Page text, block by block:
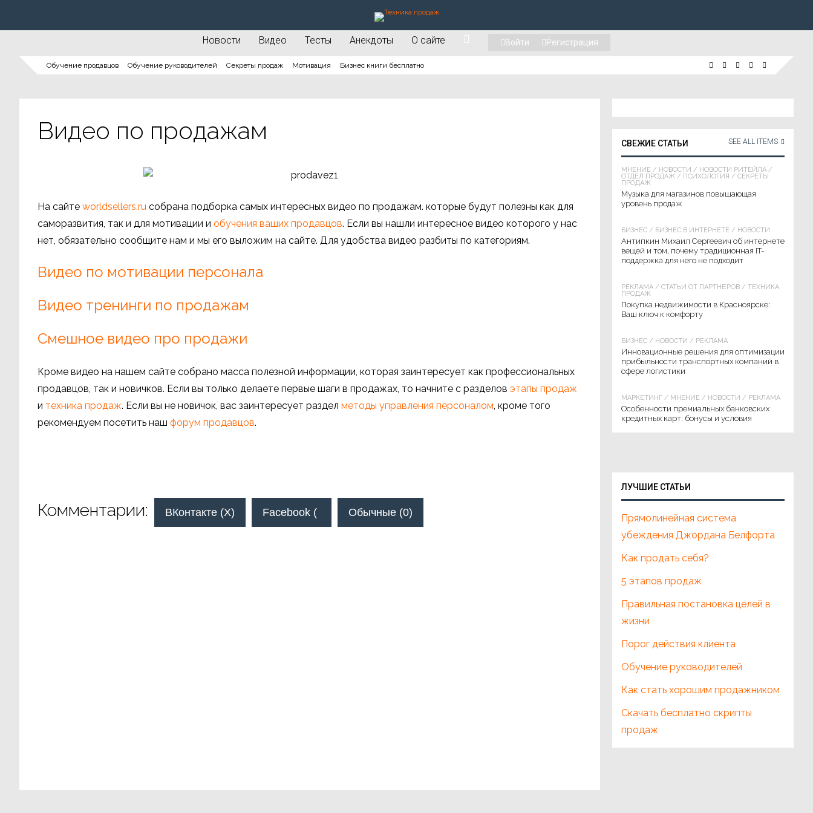
Новости Видео Тесты Анекдоты О сайте Войти Регистрация
Обучение продавцов Обучение руководителей Секреты продаж Мотивация Бизнес книги бесплатно
Видео по продажам
На сайте worldsellers.ru собрана подборка самых интересных видео по продажам. которые будут полезны как для
саморазвития, так и для мотивации и обучения ваших продавцов. Если вы нашли интересное видео которого у нас
нет, обязательно сообщите нам и мы его выложим на сайте. Для удобства видео разбиты по категориям.
Видео по мотивации персонала
Видео тренинги по продажам
Смешное видео про продажи
Кроме видео на нашем сайте собрано масса полезной информации, которая заинтересует как профессиональных
продавцов, так и новичков. Если вы только делаете первые шаги в продажах, то начните с разделов этапы продаж
и техника продаж. Если вы не новичок, вас заинтересует раздел методы управления персоналом, кроме того
рекомендуем посетить наш форум продавцов.
Комментарии: ВКонтакте (X) Facebook ( )
Обычные (0)
СВЕЖИЕ СТАТЬИ SEE ALL ITEMS
МНЕНИЕ / НОВОСТИ / НОВОСТИ РИТЕЙЛА /
ОТДЕЛ ПРОДАЖ / ПСИХОЛОГИЯ / СЕКРЕТЫ
ПРОДАЖ
Музыка для магазинов повышающая
уровень продаж
БИЗНЕС / БИЗНЕС В ИНТЕРНЕТЕ / НОВОСТИ
Антипкин Михаил Сергеевич об интернете
вещей и том, почему традиционная IT-
поддержка для него не подходит
РЕКЛАМА / СТАТЬИ ОТ ПАРТНЁРОВ / ТЕХНИКА
ПРОДАЖ
Покупка недвижимости в Красноярске:
Ваш ключ к комфорту
БИЗНЕС / НОВОСТИ / РЕКЛАМА
Инновационные решения для оптимизации
прибыльности транспортных компаний в
сфере логистики
МАРКЕТИНГ / МНЕНИЕ / НОВОСТИ / РЕКЛАМА
Особенности премиальных банковских
кредитных карт: бонусы и условия
ЛУЧШИЕ СТАТЬИ
Прямолинейная система
убеждения Джордана Белфорта
Как продать себя?
5 этапов продаж
Правильная постановка целей в
жизни
Порог действия клиента
Обучение руководителей
Как стать хорошим продажником
Скачать бесплатно скрипты
продаж